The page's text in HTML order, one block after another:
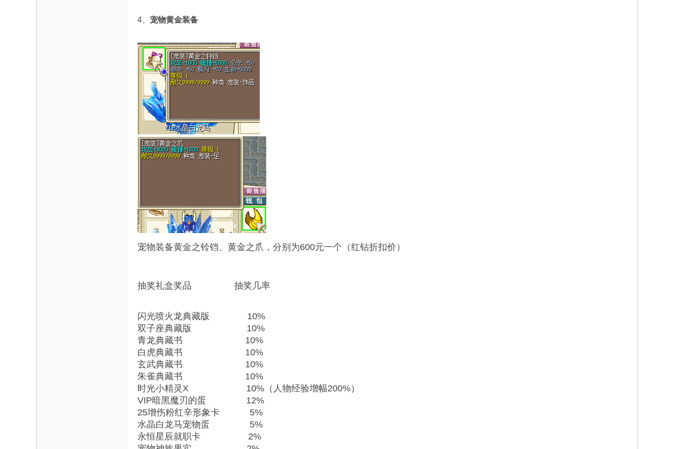
4、 宠物黄金装备
宠物装备黄金之铃铛、黄金之爪，分别为600元一个（红钻折扣价）
抽奖礼盒奖品 抽奖几率
闪光喷火龙典藏版 10%
双子座典藏版 10%
青龙典藏书 10%
白虎典藏书 10%
玄武典藏书 10%
朱雀典藏书 10%
时光小精灵X 10% （人物经验增幅200%）
VIP暗黑魔刃的蛋 12%
25增伤粉红辛形象卡 5%
水晶白龙马宠物蛋 5%
永恒星辰就职卡 2%